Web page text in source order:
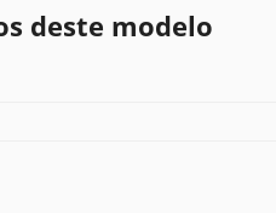
deste modelo